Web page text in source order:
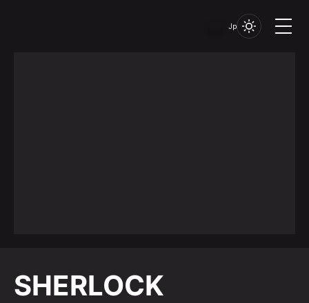
Jp
SHERLOCK